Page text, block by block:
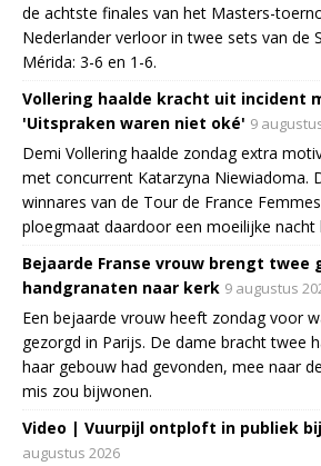
de achtste finales van het Masters-
Nederlander verloor in twee sets van de
Mérida: 3-6 en 1-6.
Vollering haalde kracht uit incident
'Uitspraken waren niet oké' 9
Demi Vollering haalde zondag extra
met concurrent Katarzyna Niewiadoma.
winnares van de Tour de France
ploegmaat daardoor een moeilijke nacht
Bejaarde Franse vrouw brengt twee
handgranaten naar kerk 9 augustus
Een bejaarde vrouw heeft zondag voor
gezorgd in Parijs. De dame bracht twee
haar gebouw had gevonden, mee naar
mis zou bijwonen.
Video | Vuurpijl ontploft in publiek
augustus 2026